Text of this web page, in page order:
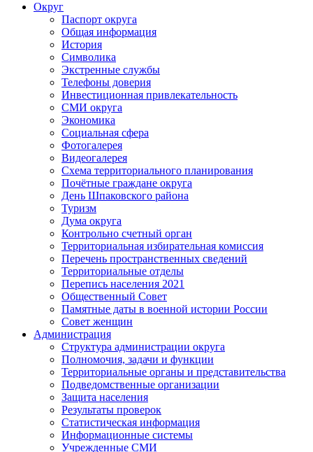
Округ
Паспорт округа
Общая информация
История
Символика
Экстренные службы
Телефоны доверия
Инвестиционная привлекательность
СМИ округа
Экономика
Социальная сфера
Фотогалерея
Видеогалерея
Схема территориального планирования
Почётные граждане округа
День Шпаковского района
Туризм
Дума округа
Контрольно счетный орган
Территориальная избирательная комиссия
Перечень пространственных сведений
Территориальные отделы
Перепись населения 2021
Общественный Совет
Памятные даты в военной истории России
Совет женщин
Администрация
Структура администрации округа
Полномочия, задачи и функции
Территориальные органы и представительства
Подведомственные организации
Защита населения
Результаты проверок
Статистическая информация
Информационные системы
Учрежденные СМИ